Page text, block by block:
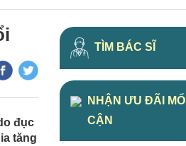
đục
tăng
TÌM BÁC SĨ
NHẬN ƯU ĐÃI MỔ
CẬN